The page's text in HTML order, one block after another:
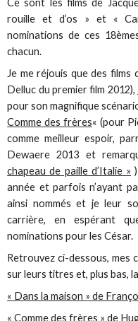
rouille et d’os » et «
nominations de ces
chacun.
Je me réjouis que des films
Delluc du premier film 2012),
pour son magnifique
Comme des frères« (pour
comme meilleur espoir,
Dewaere 2013 et
chapeau de paille d’Italie »
année et parfois n’ayant
ainsi nommés et je leur
carrière, en espérant
nominations pour les César.
Retrouvez ci-dessous, mes
sur leurs titres et, plus bas,
« Dans la maison » de
« Comme des frères » de